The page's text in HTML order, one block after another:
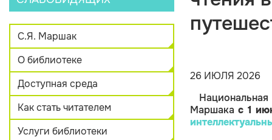
С.Я. Маршак
О библиотеке
Доступная среда
Как стать читателем
Услуги библиотеки
26 ИЮЛЯ 2026
Маршакас 1